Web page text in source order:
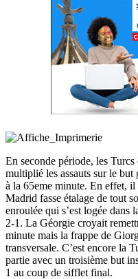
En seconde période, les
multiplié les assauts sur le
à la 65eme minute. En effet,
Madrid fasse étalage de tout
enroulée qui s’est logée dans
2-1. La Géorgie croyait
minute mais la frappe de
transversale. C’est encore la
partie avec un troisième but
1 au coup de sifflet final.